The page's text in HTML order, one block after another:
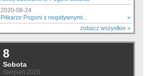
2020-08-24
Piłkarze Pogoni z negatywnymi...
»
zobacz wszystkie »
8
Sobota
Sierpień 2026